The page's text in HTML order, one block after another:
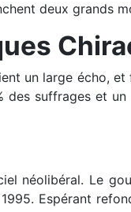
deux grands
un large écho, et
des suffrages et
néolibéral. Le
Espérant